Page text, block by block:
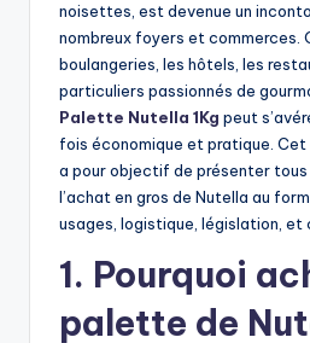
noisettes, est devenue un
nombreux foyers et commerces.
boulangeries, les hôtels, les
particuliers passionnés de
Palette Nutella 1Kg peut
fois économique et pratique.
a pour objectif de présenter
l’achat en gros de Nutella au
usages, logistique, législation, et
1. Pourquoi
palette de